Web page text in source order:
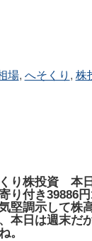
場, へそくり , 株
り株投資 本
り付き39886
堅調示して株
本日は週末だ
。